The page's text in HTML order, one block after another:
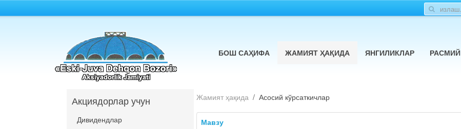
БОШ САҲИФА ЖАМИЯТ ҲАҚИДА ЯНГИЛИКЛАР РАСМИЙ
Жамият ҳақида Асосий кўрсаткичлар
Мавзу
Акциядорлар учун
Дивидендлар